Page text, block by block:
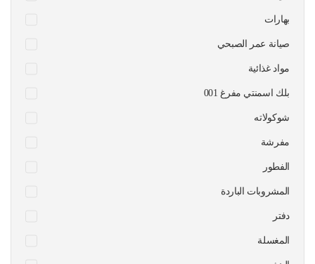
بهارات
صيانة عمر الصبحي
مواد غذائية
بلك اسمنتي مفرغ 001
شوكولاته
مفرشة
الفطور
المشروبات الباردة
دفتر
المغسلة